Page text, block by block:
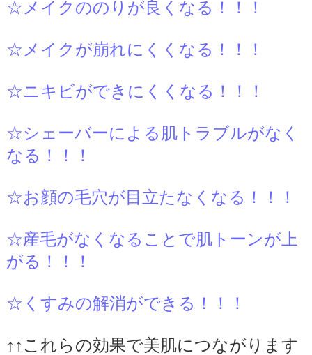
☆メイクののりが良くなる！！！
☆メイクが崩れにくくなる！！！
☆ニキビができにくくなる！！！
☆シェーバーによる肌トラブルがなく
なる！！！
☆お顔の毛穴が目立たなくなる！！！
☆産毛がなくなることで肌トーンが上
がる！！！
☆くすみの解消ができる！！！
↑↑これらの効果で美肌につながります